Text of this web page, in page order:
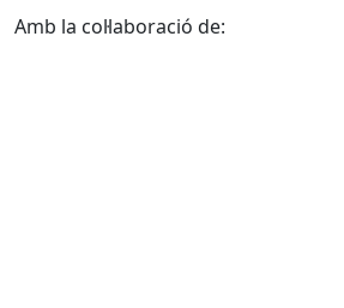
Amb la col·laboració de: